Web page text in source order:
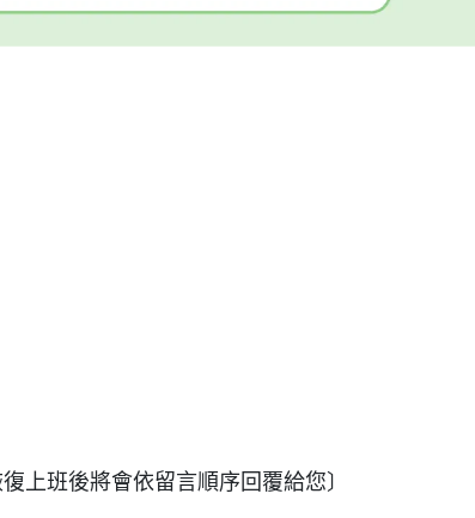
上班後將會依留言順序回覆給您〕